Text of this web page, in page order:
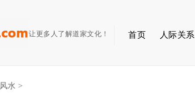
让更多人了解道家文化！ 首页 人际关系
风水 >